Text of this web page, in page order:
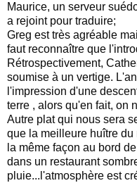
Maurice, un serveur
a rejoint pour traduire;
Greg est très agréable
faut reconnaître que
Rétrospectivement,
soumise à un vertige.
l'impression d'une
terre , alors qu'en fait, on
Autre plat qui nous sera
que la meilleure huître
la même façon au bord
dans un restaurant
pluie...l'atmosphère est